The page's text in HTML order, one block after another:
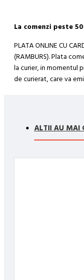
La comenzi peste
PLATA ONLINE CU
(RAMBURS). Plata
la curier, in momentul
de curierat, care va
compania de curierat,
48 ore din momentul
comanda a fost facuta
ALTII AU MAI